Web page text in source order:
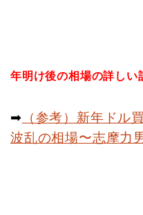
年明け後の相場の詳しい
➡︎ （参考）新年ドル
波乱の相場〜志摩力